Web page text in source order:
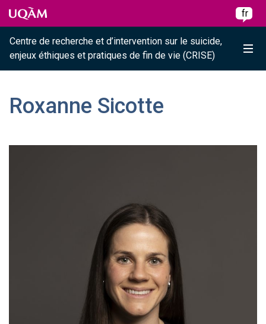
Raccourci vers le contenu
Raccourci vers le menu principal
Raccourci vers la recherche
Skip to main content
Skip to main menu
Skip to search
fr
Centre de recherche et d’intervention sur le suicide,
enjeux éthiques et pratiques de fin de vie (CRISE)
Roxanne Sicotte